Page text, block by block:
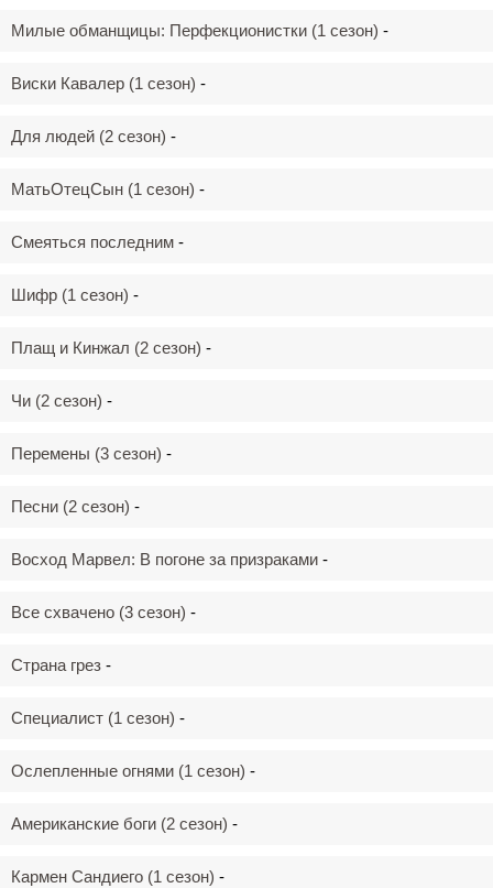
Милые обманщицы: Перфекционистки (1 сезон) -
Виски Кавалер (1 сезон) -
Для людей (2 сезон) -
МатьОтецСын (1 сезон) -
Смеяться последним -
Шифр (1 сезон) -
Плащ и Кинжал (2 сезон) -
Чи (2 сезон) -
Перемены (3 сезон) -
Песни (2 сезон) -
Восход Марвел: В погоне за призраками -
Все схвачено (3 сезон) -
Страна грез -
Специалист (1 сезон) -
Ослепленные огнями (1 сезон) -
Американские боги (2 сезон) -
Кармен Сандиего (1 сезон) -